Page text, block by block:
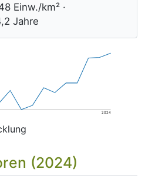
Einw./km² ·
Jahre
2024
(2024)